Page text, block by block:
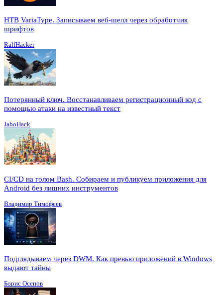
HTB VariaType. Записываем веб-шелл через обработчик
шрифтов
RalfHacker
Потерянный ключ. Восстанавливаем регистрационный код с
помощью атаки на известный текст
JaboHack
CI/CD на голом Bash. Собираем и публикуем приложения для
Android без лишних инструментов
Владимир Тимофеев
Подглядываем через DWM. Как превью приложений в Windows
выдают тайны
Борис Осепов